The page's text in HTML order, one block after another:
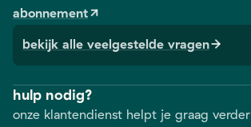
abonnement
bekijk alle veelgestelde vragen
hulp nodig?
onze klantendienst helpt je graag verder